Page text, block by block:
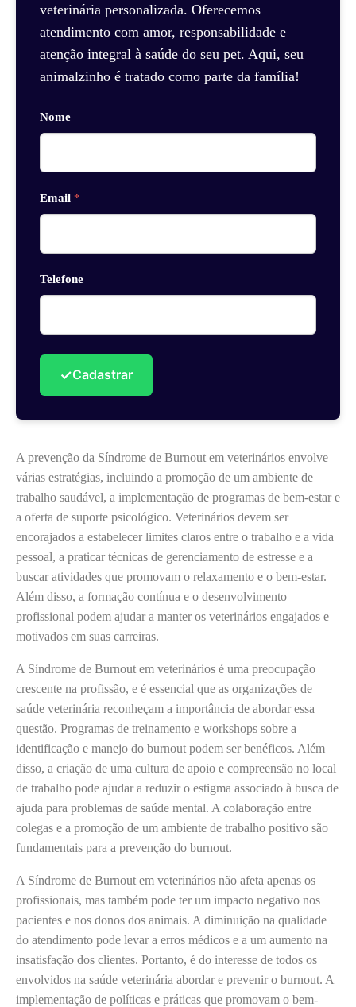
veterinária personalizada. Oferecemos
atendimento com amor, responsabilidade e
atenção integral à saúde do seu pet. Aqui, seu
animalzinho é tratado como parte da família!
Nome
Email *
Telefone
✓Cadastrar
A prevenção da Síndrome de Burnout em veterinários envolve
várias estratégias, incluindo a promoção de um ambiente de
trabalho saudável, a implementação de programas de bem-estar e
a oferta de suporte psicológico. Veterinários devem ser
encorajados a estabelecer limites claros entre o trabalho e a vida
pessoal, a praticar técnicas de gerenciamento de estresse e a
buscar atividades que promovam o relaxamento e o bem-estar.
Além disso, a formação contínua e o desenvolvimento
profissional podem ajudar a manter os veterinários engajados e
motivados em suas carreiras.
A Síndrome de Burnout em veterinários é uma preocupação
crescente na profissão, e é essencial que as organizações de
saúde veterinária reconheçam a importância de abordar essa
questão. Programas de treinamento e workshops sobre a
identificação e manejo do burnout podem ser benéficos. Além
disso, a criação de uma cultura de apoio e compreensão no local
de trabalho pode ajudar a reduzir o estigma associado à busca de
ajuda para problemas de saúde mental. A colaboração entre
colegas e a promoção de um ambiente de trabalho positivo são
fundamentais para a prevenção do burnout.
A Síndrome de Burnout em veterinários não afeta apenas os
profissionais, mas também pode ter um impacto negativo nos
pacientes e nos donos dos animais. A diminuição na qualidade
do atendimento pode levar a erros médicos e a um aumento na
insatisfação dos clientes. Portanto, é do interesse de todos os
envolvidos na saúde veterinária abordar e prevenir o burnout. A
implementação de políticas e práticas que promovam o bem-